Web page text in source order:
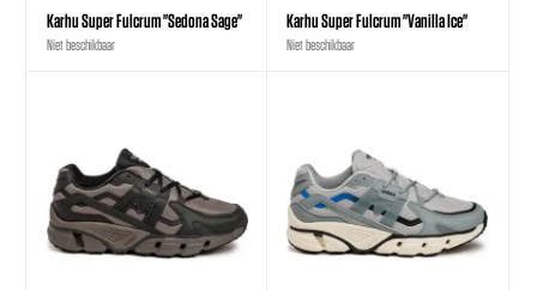
Karhu Super Fulcrum "Sedona Sage"
Niet beschikbaar
Karhu Super Fulcrum "Vanilla Ice"
Niet beschikbaar